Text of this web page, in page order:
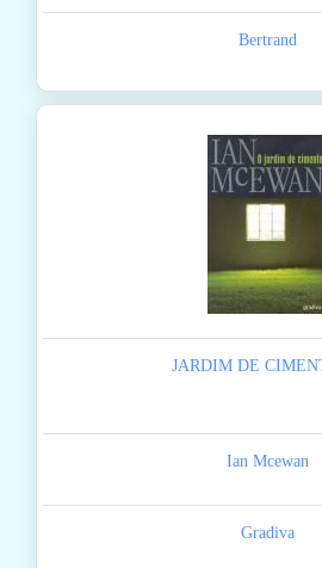
Bertrand
JARDIM DE
Ian Mcewan
Gradiva